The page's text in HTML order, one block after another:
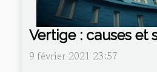
Vertige : causes et
9 février 2021 23:57